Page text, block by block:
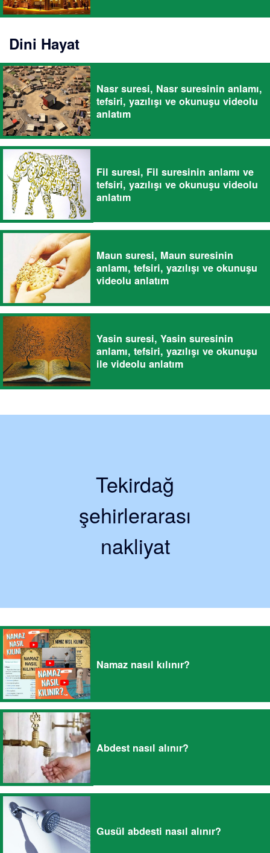
Dini Hayat
Nasr suresi, Nasr suresinin anlamı,
tefsiri, yazılışı ve okunuşu videolu
anlatım
Fil suresi, Fil suresinin anlamı ve
tefsiri, yazılışı ve okunuşu videolu
anlatım
Maun suresi, Maun suresinin
anlamı, tefsiri, yazılışı ve okunuşu
videolu anlatım
Yasin suresi, Yasin suresinin
anlamı, tefsiri, yazılışı ve okunuşu
ile videolu anlatım
Tekirdağ
şehirlerarası
nakliyat
Namaz nasıl kılınır?
Abdest nasıl alınır?
Gusül abdesti nasıl alınır?